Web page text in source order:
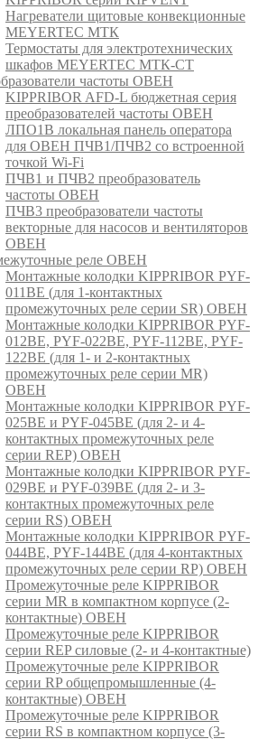
Нагреватели щитовые конвекционные
MEYERTEC МТК
Термостаты для электротехнических
шкафов MEYERTEC МТК-СТ
частоты ОВЕН
KIPPRIBOR AFD-L бюджетная серия
преобразователей частоты ОВЕН
ЛПО1В локальная панель оператора
для ОВЕН ПЧВ1/ПЧВ2 со встроенной
точкой Wi-Fi
ПЧВ1 и ПЧВ2 преобразователь
частоты ОВЕН
ПЧВ3 преобразователи частоты
векторные для насосов и вентиляторов
ОВЕН
реле ОВЕН
Монтажные колодки KIPPRIBOR PYF-
011BE (для 1-контактных
промежуточных реле серии SR) ОВЕН
Монтажные колодки KIPPRIBOR PYF-
012BE, PYF-022BE, PYF-112BE, PYF-
122BE (для 1- и 2-контактных
промежуточных реле серии MR)
ОВЕН
Монтажные колодки KIPPRIBOR PYF-
025BE и PYF-045BE (для 2- и 4-
контактных промежуточных реле
серии REP) ОВЕН
Монтажные колодки KIPPRIBOR PYF-
029BE и PYF-039BE (для 2- и 3-
контактных промежуточных реле
серии RS) ОВЕН
Монтажные колодки KIPPRIBOR PYF-
044BE, PYF-144BE (для 4-контактных
промежуточных реле серии RP) ОВЕН
Промежуточные реле KIPPRIBOR
серии MR в компактном корпусе (2-
контактные) ОВЕН
Промежуточные реле KIPPRIBOR
серии REP силовые (2- и 4-контактные)
Промежуточные реле KIPPRIBOR
серии RP общепромышленные (4-
контактные) ОВЕН
Промежуточные реле KIPPRIBOR
серии RS в компактном корпусе (3-